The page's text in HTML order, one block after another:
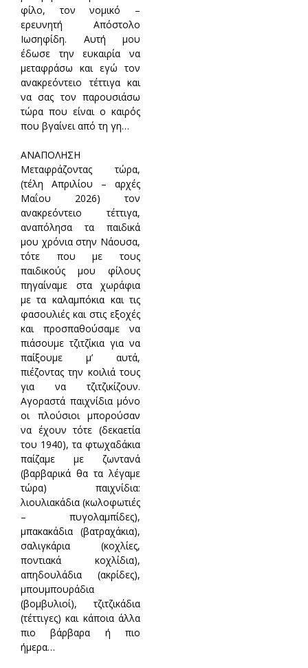
φίλο, τον νομικό –
ερευνητή Απόστολο
Ιωσηφίδη. Αυτή μου
έδωσε την ευκαιρία να
μεταφράσω και εγώ τον
ανακρεόντειο τέττιγα και
να σας τον παρουσιάσω
τώρα που είναι ο καιρός
που βγαίνει από τη γη…
ΑΝΑΠΟΛΗΣΗ
Μεταφράζοντας τώρα,
(τέλη Απριλίου – αρχές
Μαΐου 2026) τον
ανακρεόντειο τέττιγα,
αναπόλησα τα παιδικά
μου χρόνια στην Νάουσα,
τότε που με τους
παιδικούς μου φίλους
πηγαίναμε στα χωράφια
με τα καλαμπόκια και τις
φασουλιές και στις εξοχές
και προσπαθούσαμε να
πιάσουμε τζιτζίκια για να
παίξουμε μ’ αυτά,
πιέζοντας την κοιλιά τους
για να τζιτζικίζουν.
Αγοραστά παιχνίδια μόνο
οι πλούσιοι μπορούσαν
να έχουν τότε (δεκαετία
του 1940), τα φτωχαδάκια
παίζαμε με ζωντανά
(βαρβαρικά θα τα λέγαμε
τώρα) παιχνίδια:
λιουλιακάδια (κωλοφωτιές
– πυγολαμπίδες),
μπακακάδια (βατραχάκια),
σαλιγκάρια (κοχλίες,
ποντιακά κοχλίδια),
απηδουλάδια (ακρίδες),
μπουμπουράδια
(βομβυλιοί), τζιτζικάδια
(τέττιγες) και κάποια άλλα
πιο βάρβαρα ή πιο
ήμερα…